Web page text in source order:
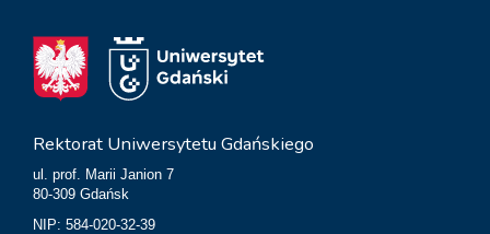
Rektorat Uniwersytetu Gdańskiego
ul. prof. Marii Janion 7
80-309 Gdańsk
NIP: 584-020-32-39